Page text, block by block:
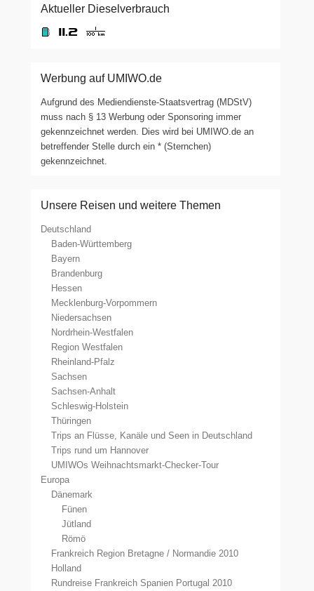
Aktueller Dieselverbrauch
Werbung auf UMIWO.de
Aufgrund des Mediendienste-Staatsvertrag (MDStV)
muss nach § 13 Werbung oder Sponsoring immer
gekennzeichnet werden. Dies wird bei UMIWO.de an
betreffender Stelle durch ein * (Sternchen)
gekennzeichnet.
Unsere Reisen und weitere Themen
Deutschland
Baden-Württemberg
Bayern
Brandenburg
Hessen
Mecklenburg-Vorpommern
Niedersachsen
Nordrhein-Westfalen
Region Westfalen
Rheinland-Pfalz
Sachsen
Sachsen-Anhalt
Schleswig-Holstein
Thüringen
Trips an Flüsse, Kanäle und Seen in Deutschland
Trips rund um Hannover
UMIWOs Weihnachtsmarkt-Checker-Tour
Europa
Dänemark
Fünen
Jütland
Römö
Frankreich Region Bretagne / Normandie 2010
Holland
Rundreise Frankreich Spanien Portugal 2010